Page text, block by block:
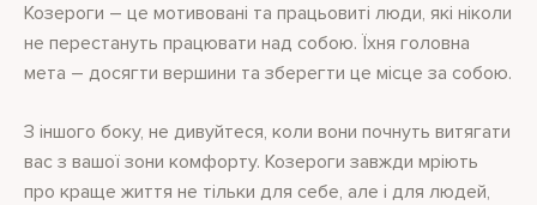
Козероги – це мотивовані та працьовиті люди, які ніколи
не перестануть працювати над собою. Їхня головна
мета – досягти вершини та зберегти це місце за собою.
З іншого боку, не дивуйтеся, коли вони почнуть витягати
вас з вашої зони комфорту. Козероги завжди мріють
про краще життя не тільки для себе, але і для людей,